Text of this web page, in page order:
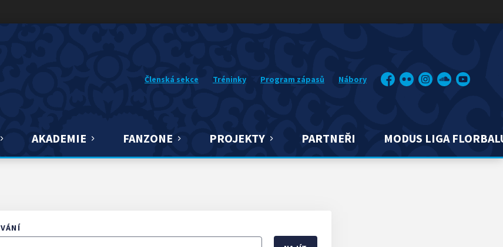
Členská sekce Tréninky Program zápasů Nábory Facebook
FlickrInstagramSoundcloud
YouTube
AKADEMIE FANZONE PROJEKTY PARTNEŘI MODUS LIGA